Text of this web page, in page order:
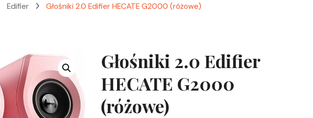
Edifier Głośniki 2.0 Edifier HECATE G2000 (różowe)
Głośniki 2.0 Edifier
HECATE G2000
(różowe)